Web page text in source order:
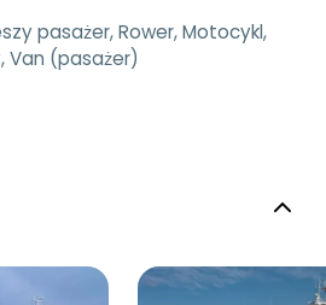
pasażer, Rower, Motocykl,
Van (pasażer)